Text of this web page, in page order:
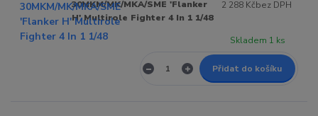
30MKM/MK/MKA/SME 'Flanker
H' Multirole Fighter 4 In 1 1/48
2 288 Kčbez DPH
Skladem 1 ks
Přidat do košíku